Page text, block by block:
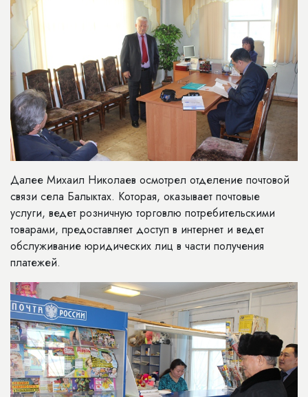
Далее Михаил Николаев осмотрел отделение почтовой
связи села Балыктах. Которая, оказывает почтовые
услуги, ведет розничную торговлю потребительскими
товарами, предоставляет доступ в интернет и ведет
обслуживание юридических лиц в части получения
платежей.